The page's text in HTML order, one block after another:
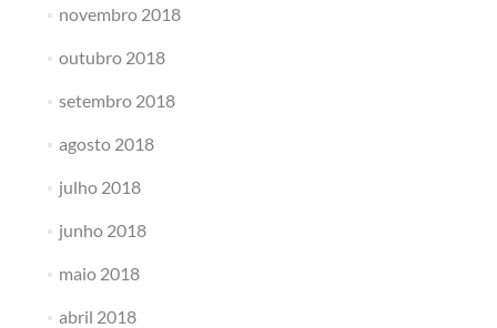
novembro 2018
outubro 2018
setembro 2018
agosto 2018
julho 2018
junho 2018
maio 2018
abril 2018